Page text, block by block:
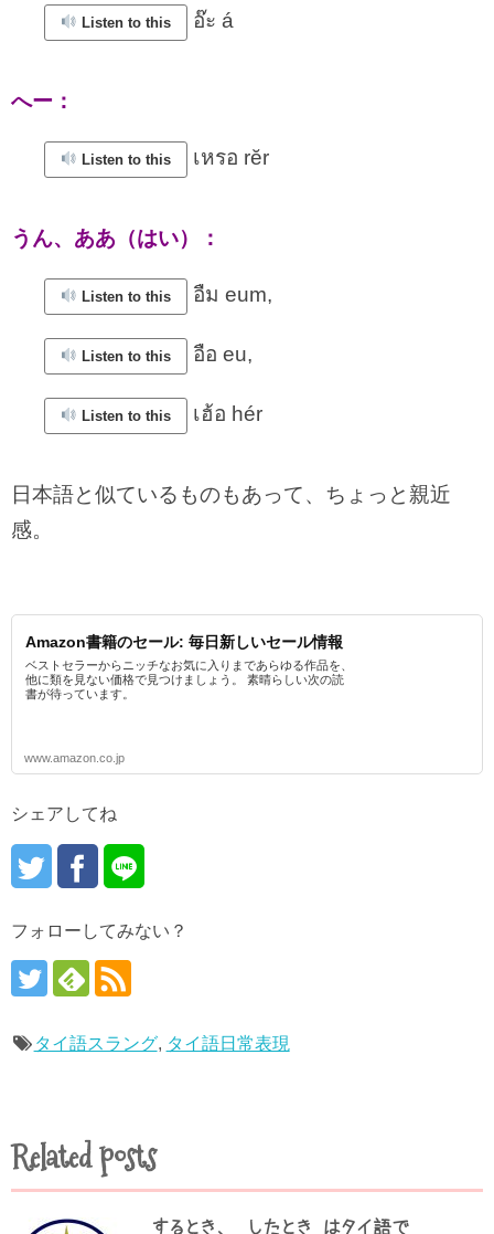
Listen to this อ๊ะ á
へー：
Listen to this เหรอ rĕr
うん、ああ（はい）：
Listen to this อืม eum,
Listen to this อือ eu,
Listen to this เฮ้อ hér
日本語と似ているものもあって、ちょっと親近
感。
Amazon書籍のセール: 毎日新しいセール情報
ベストセラーからニッチなお気に入りまであらゆる作品を、
他に類を見ない価格で見つけましょう。 素晴らしい次の読
書が待っています。
www.amazon.co.jp
シェアしてね
フォローしてみない？
タイ語スラング, タイ語日常表現
Related posts
〜するとき、〜したとき はタイ語で